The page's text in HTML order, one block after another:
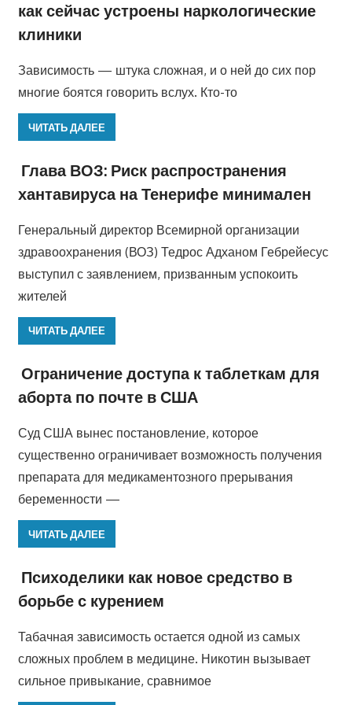
как сейчас устроены наркологические
клиники
Зависимость — штука сложная, и о ней до сих пор
многие боятся говорить вслух. Кто-то
ЧИТАТЬ ДАЛЕЕ
Глава ВОЗ: Риск распространения
хантавируса на Тенерифе минимален
Генеральный директор Всемирной организации
здравоохранения (ВОЗ) Тедрос Адханом Гебрейесус
выступил с заявлением, призванным успокоить
жителей
ЧИТАТЬ ДАЛЕЕ
Ограничение доступа к таблеткам для
аборта по почте в США
Суд США вынес постановление, которое
существенно ограничивает возможность получения
препарата для медикаментозного прерывания
беременности —
ЧИТАТЬ ДАЛЕЕ
Психоделики как новое средство в
борьбе с курением
Табачная зависимость остается одной из самых
сложных проблем в медицине. Никотин вызывает
сильное привыкание, сравнимое